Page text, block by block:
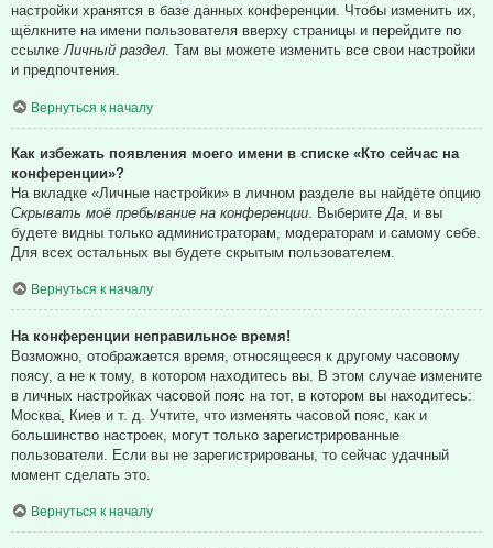
настройки хранятся в базе данных конференции. Чтобы изменить их,
щёлкните на имени пользователя вверху страницы и перейдите по
ссылке Личный раздел . Там вы можете изменить все свои настройки
и предпочтения.
Вернуться к началу
Как избежать появления моего имени в списке «Кто сейчас на
конференции»?
На вкладке «Личные настройки» в личном разделе вы найдёте опцию
Скрывать моё пребывание на конференции . Выберите Да , и вы
будете видны только администраторам, модераторам и самому себе.
Для всех остальных вы будете скрытым пользователем.
Вернуться к началу
На конференции неправильное время!
Возможно, отображается время, относящееся к другому часовому
поясу, а не к тому, в котором находитесь вы. В этом случае измените
в личных настройках часовой пояс на тот, в котором вы находитесь:
Москва, Киев и т. д. Учтите, что изменять часовой пояс, как и
большинство настроек, могут только зарегистрированные
пользователи. Если вы не зарегистрированы, то сейчас удачный
момент сделать это.
Вернуться к началу